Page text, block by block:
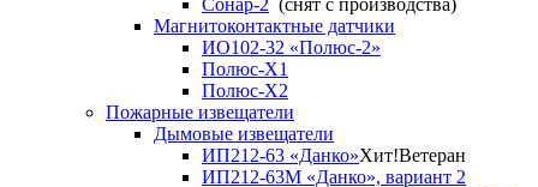
Сонар-2 (снят с производства)
Магнитоконтактные датчики
ИО102-32 «Полюс-2»
Полюс-X1
Полюс-X2
Пожарные извещатели
Дымовые извещатели
ИП212-63 «Данко»Хит!Ветеран
ИП212-63М «Данко», вариант 2